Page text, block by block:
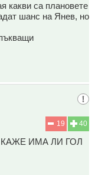
какви са плановете
шанс на Янев, но
40
19
ИМА ЛИ ГОЛ